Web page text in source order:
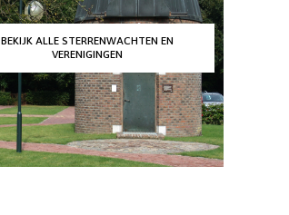
BEKIJK ALLE STERRENWACHTEN EN
VERENIGINGEN